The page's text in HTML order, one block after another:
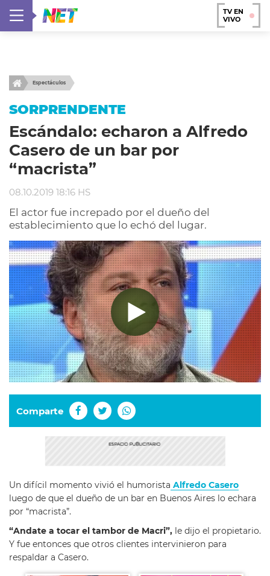
TV EN
VIVO
Espectáculos
SORPRENDENTE
Escándalo: echaron a Alfredo
Casero de un bar por
“macrista”
08.10.2019 18:16 HS
El actor fue increpado por el dueño del
establecimiento que lo echó del lugar.
Comparte
Un difícil momento vivió el humorista Alfredo Casero
luego de que el dueño de un bar en Buenos Aires lo echara
por “macrista”.
“Andate a tocar el tambor de Macri”, le dijo el propietario.
Y fue entonces que otros clientes intervinieron para
respaldar a Casero.